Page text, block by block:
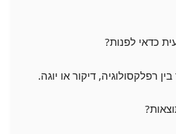
רפלקסולוגיה, דיקור או יוגה.